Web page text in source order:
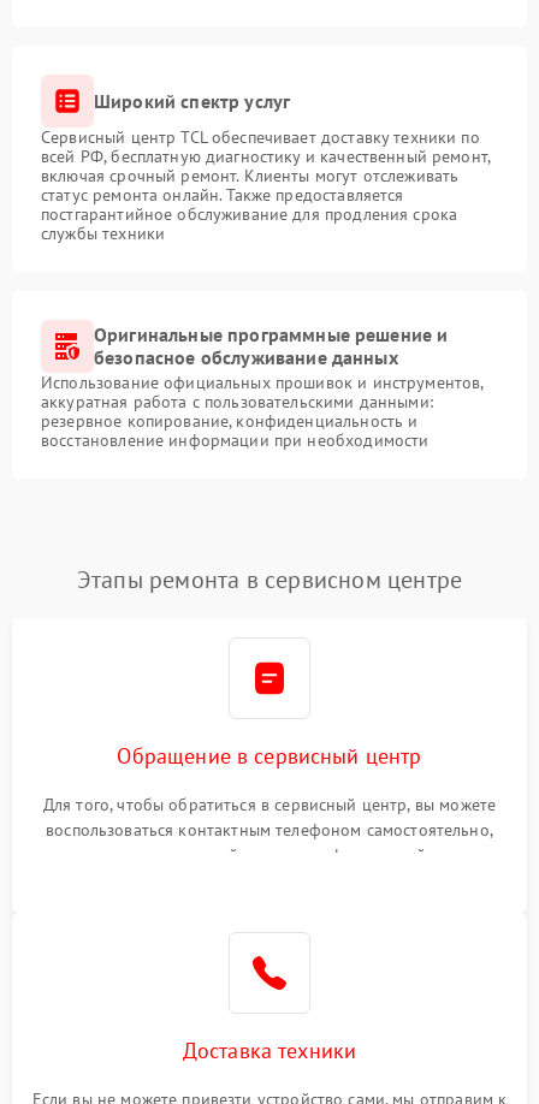
Широкий спектр услуг
Сервисный центр TCL обеспечивает доставку техники по
всей РФ, бесплатную диагностику и качественный ремонт,
включая срочный ремонт. Клиенты могут отслеживать
статус ремонта онлайн. Также предоставляется
постгарантийное обслуживание для продления срока
службы техники
Оригинальные программные решение и
безопасное обслуживание данных
Использование официальных прошивок и инструментов,
аккуратная работа с пользовательскими данными:
резервное копирование, конфиденциальность и
восстановление информации при необходимости
Этапы ремонта в сервисном центре
Обращение в сервисный центр
Для того, чтобы обратиться в сервисный центр, вы можете
воспользоваться контактным телефоном самостоятельно,
или оставить свой номер телефона на сайте
Доставка техники
Если вы не можете привезти устройство сами, мы отправим к